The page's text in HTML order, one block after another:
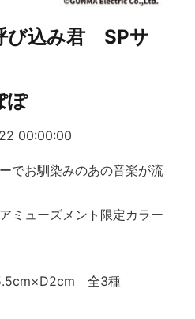
び込み君 SPサ
ぽ
00:00:00
でお馴染みのあの音楽が流
ミューズメント限定カラー
全3種